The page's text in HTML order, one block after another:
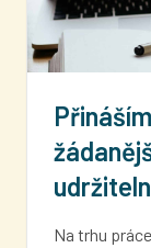
Na trhu